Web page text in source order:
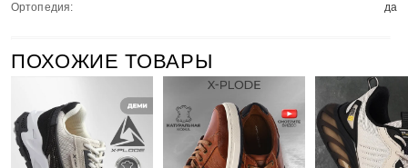
Ортопедия:
да
ПОХОЖИЕ ТОВАРЫ